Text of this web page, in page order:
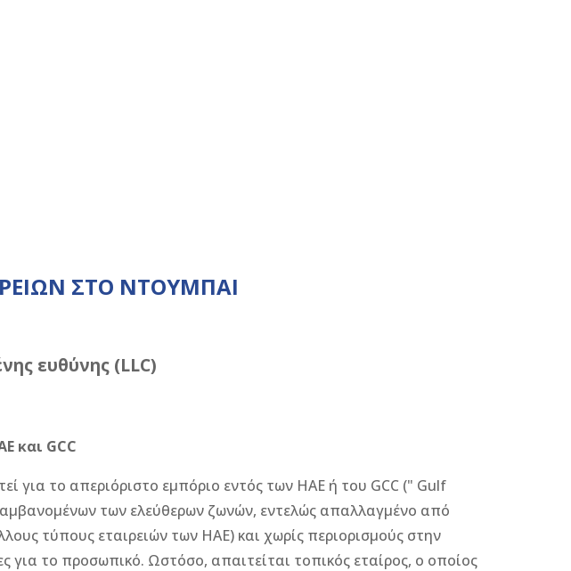
ΣΤΟ ΝΤΟΥΜΠΑΙ
ευθύνης (LLC)
και GCC
για το απεριόριστο εμπόριο εντός των ΗΑΕ ή του GCC (" Gulf
των ελεύθερων ζωνών, εντελώς απαλλαγμένο από
τύπους εταιρειών των ΗΑΕ) και χωρίς περιορισμούς στην
για το προσωπικό. Ωστόσο, απαιτείται τοπικός εταίρος, ο οποίος